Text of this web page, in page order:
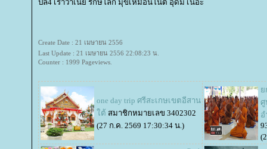
ปล4 เราว่าเนย รักษ์โลก มุขเหมือนโน้ต อุดม เนอะ
Create Date : 21 เมษายน 2556
Last Update : 21 เมษายน 2556 22:08:23 น.
Counter : 1999 Pageviews.
one day trip ศรีสะเกษเขตอีสาน
ต้ สมาชิกหมายเลข 3402302
(27 ก.ค. 2569 17:30:34 น.)
ศู
อ